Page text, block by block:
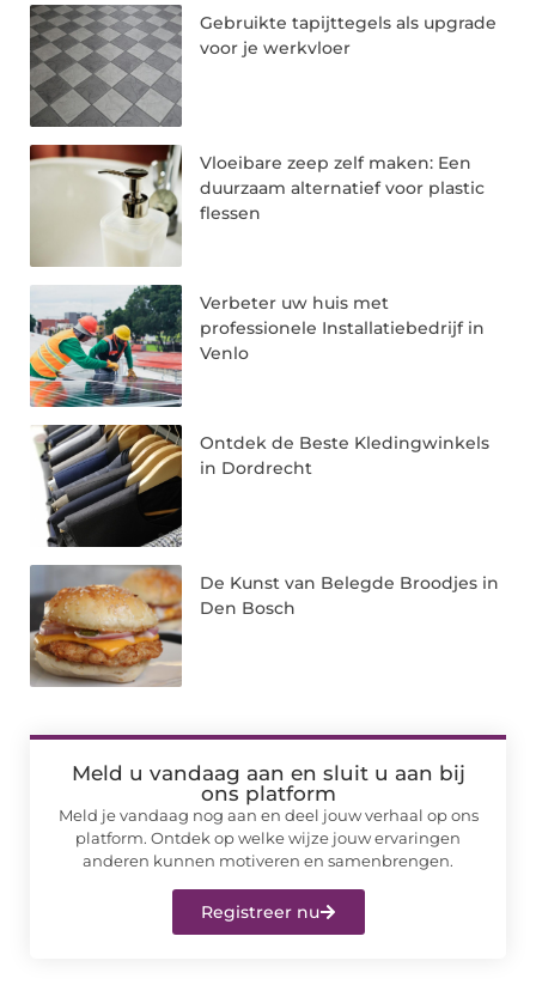
Gebruikte tapijttegels als upgrade
voor je werkvloer
Vloeibare zeep zelf maken: Een
duurzaam alternatief voor plastic
flessen
Verbeter uw huis met
professionele Installatiebedrijf in
Venlo
Ontdek de Beste Kledingwinkels
in Dordrecht
De Kunst van Belegde Broodjes in
Den Bosch
Meld u vandaag aan en sluit u aan bij
ons platform
Meld je vandaag nog aan en deel jouw verhaal op ons
platform. Ontdek op welke wijze jouw ervaringen
anderen kunnen motiveren en samenbrengen.
Registreer nu